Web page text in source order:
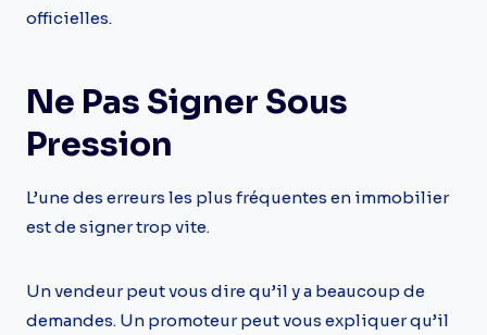
officielles.
Ne Pas Signer Sous
Pression
L’une des erreurs les plus fréquentes en immobilier
est de signer trop vite.
Un vendeur peut vous dire qu’il y a beaucoup de
demandes. Un promoteur peut vous expliquer qu’il